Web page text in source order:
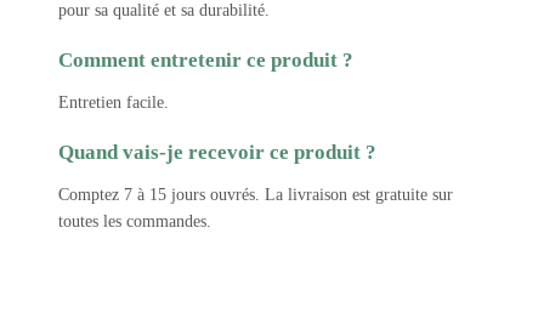
pour sa qualité et sa durabilité.
Comment entretenir ce produit ?
Entretien facile.
Quand vais-je recevoir ce produit ?
Comptez 7 à 15 jours ouvrés. La livraison est gratuite sur
toutes les commandes.